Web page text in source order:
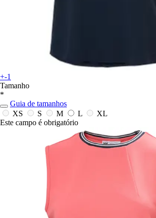
+-1
Tamanho
*
Guia de tamanhos
XS
S M L
XL
Este campo é obrigatório